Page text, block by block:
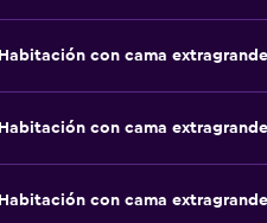
Habitación con cama
Habitación con cama
Habitación con cama